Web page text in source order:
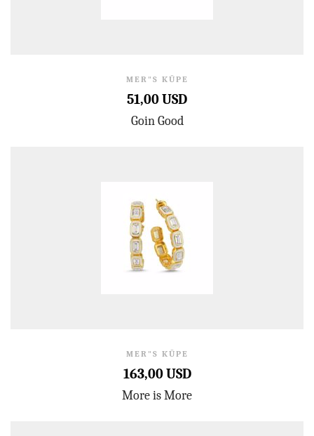
MER"S KÜPE
51,00 USD
Goin Good
MER"S KÜPE
163,00 USD
More is More